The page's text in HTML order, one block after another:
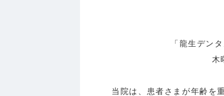
「龍生デン
木
当院は、患者さまが年齢を